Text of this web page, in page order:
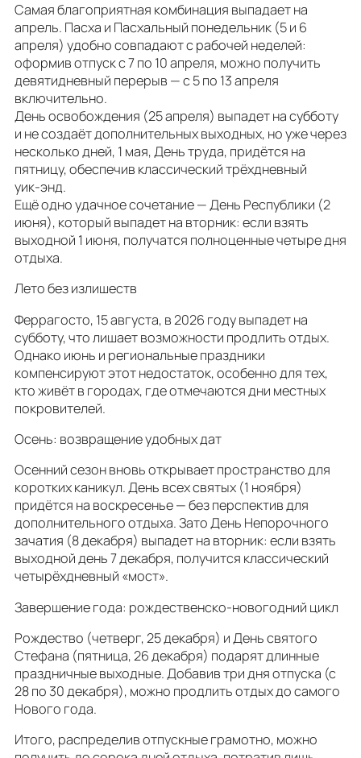
Самая благоприятная комбинация выпадает на
апрель. Пасха и Пасхальный понедельник (5 и 6
апреля) удобно совпадают с рабочей неделей:
оформив отпуск с 7 по 10 апреля, можно получить
девятидневный перерыв — с 5 по 13 апреля
включительно.
День освобождения (25 апреля) выпадет на субботу
и не создаёт дополнительных выходных, но уже через
несколько дней, 1 мая, День труда, придётся на
пятницу, обеспечив классический трёхдневный
уик‑энд.
Ещё одно удачное сочетание — День Республики (2
июня), который выпадет на вторник: если взять
выходной 1 июня, получатся полноценные четыре дня
отдыха.
Лето без излишеств
Феррагосто, 15 августа, в 2026 году выпадет на
субботу, что лишает возможности продлить отдых.
Однако июнь и региональные праздники
компенсируют этот недостаток, особенно для тех,
кто живёт в городах, где отмечаются дни местных
покровителей.
Осень: возвращение удобных дат
Осенний сезон вновь открывает пространство для
коротких каникул. День всех святых (1 ноября)
придётся на воскресенье — без перспектив для
дополнительного отдыха. Зато День Непорочного
зачатия (8 декабря) выпадет на вторник: если взять
выходной день 7 декабря, получится классический
четырёхдневный «мост».
Завершение года: рождественско‑новогодний цикл
Рождество (четверг, 25 декабря) и День святого
Стефана (пятница, 26 декабря) подарят длинные
праздничные выходные. Добавив три дня отпуска (с
28 по 30 декабря), можно продлить отдых до самого
Нового года.
Итого, распределив отпускные грамотно, можно